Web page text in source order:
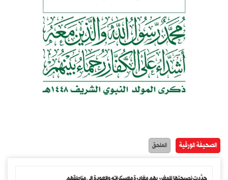
الصحيفة الورقية الملحق